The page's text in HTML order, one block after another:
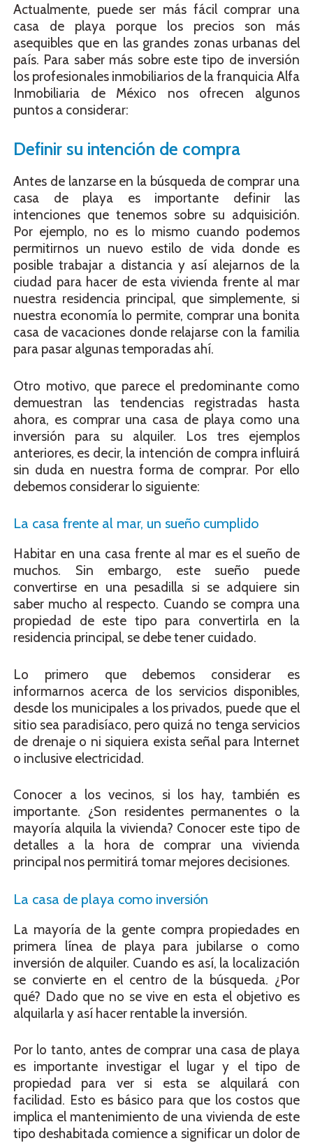
Actualmente, puede ser más fácil comprar una
casa de playa porque los precios son más
asequibles que en las grandes zonas urbanas del
país. Para saber más sobre este tipo de inversión
los profesionales inmobiliarios de la franquicia Alfa
Inmobiliaria de México nos ofrecen algunos
puntos a considerar:
Definir su intención de compra
Antes de lanzarse en la búsqueda de comprar una
casa de playa es importante definir las
intenciones que tenemos sobre su adquisición.
Por ejemplo, no es lo mismo cuando podemos
permitirnos un nuevo estilo de vida donde es
posible trabajar a distancia y así alejarnos de la
ciudad para hacer de esta vivienda frente al mar
nuestra residencia principal, que simplemente, si
nuestra economía lo permite, comprar una bonita
casa de vacaciones donde relajarse con la familia
para pasar algunas temporadas ahí.
Otro motivo, que parece el predominante como
demuestran las tendencias registradas hasta
ahora, es comprar una casa de playa como una
inversión para su alquiler. Los tres ejemplos
anteriores, es decir, la intención de compra influirá
sin duda en nuestra forma de comprar. Por ello
debemos considerar lo siguiente:
La casa frente al mar, un sueño cumplido
Habitar en una casa frente al mar es el sueño de
muchos. Sin embargo, este sueño puede
convertirse en una pesadilla si se adquiere sin
saber mucho al respecto. Cuando se compra una
propiedad de este tipo para convertirla en la
residencia principal, se debe tener cuidado.
Lo primero que debemos considerar es
informarnos acerca de los servicios disponibles,
desde los municipales a los privados, puede que el
sitio sea paradisíaco, pero quizá no tenga servicios
de drenaje o ni siquiera exista señal para Internet
o inclusive electricidad.
Conocer a los vecinos, si los hay, también es
importante. ¿Son residentes permanentes o la
mayoría alquila la vivienda? Conocer este tipo de
detalles a la hora de comprar una vivienda
principal nos permitirá tomar mejores decisiones.
La casa de playa como inversión
La mayoría de la gente compra propiedades en
primera línea de playa para jubilarse o como
inversión de alquiler. Cuando es así, la localización
se convierte en el centro de la búsqueda. ¿Por
qué? Dado que no se vive en esta el objetivo es
alquilarla y así hacer rentable la inversión.
Por lo tanto, antes de comprar una casa de playa
es importante investigar el lugar y el tipo de
propiedad para ver si esta se alquilará con
facilidad. Esto es básico para que los costos que
implica el mantenimiento de una vivienda de este
tipo deshabitada comience a significar un dolor de